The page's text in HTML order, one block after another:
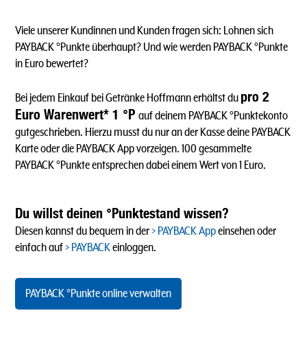
Viele unserer Kundinnen und Kunden fragen sich: Lohnen sich
PAYBACK °Punkte überhaupt? Und wie werden PAYBACK °Punkte
in Euro bewertet?
Bei jedem Einkauf bei Getränke Hoffmann erhältst du pro 2
Euro Warenwert* 1 °P auf deinem PAYBACK °Punktekonto
gutgeschrieben. Hierzu musst du nur an der Kasse deine PAYBACK
Karte oder die PAYBACK App vorzeigen. 100 gesammelte
PAYBACK °Punkte entsprechen dabei einem Wert von 1 Euro.
Du willst deinen °Punktestand wissen?
Diesen kannst du bequem in der PAYBACK Appeinsehen oder
einfach auf
PAYBACKeinloggen.
PAYBACK °Punkte online verwalten